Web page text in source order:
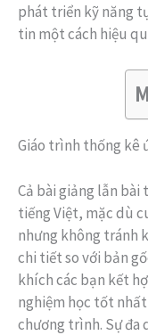
phát triển kỹ năng
tin một cách hiệu
Giáo trình thống kê
Cả bài giảng lẫn bài
tiếng Việt, mặc dù
nhưng không tránh
chi tiết so với bản
khích các bạn kết
nghiệm học tốt nhất
chương trình. Sự đa